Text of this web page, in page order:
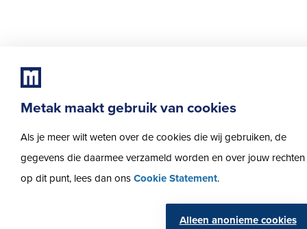
Metak maakt gebruik van cookies
Als je meer wilt weten over de cookies die wij gebruiken, de
gegevens die daarmee verzameld worden en over jouw rechten
op dit punt, lees dan onsCookie Statement.
Alleen anonieme cookies